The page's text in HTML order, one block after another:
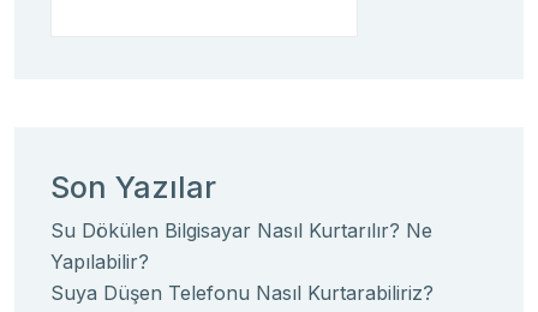
Son Yazılar
Su Dökülen Bilgisayar Nasıl Kurtarılır? Ne
Yapılabilir?
Suya Düşen Telefonu Nasıl Kurtarabiliriz?